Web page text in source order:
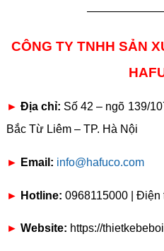
CÔNG TY TNHH SẢN
► Địa chỉ: Số 42 – ngõ 139/
Bắc Từ Liêm – TP. Hà Nội
► Email: info@hafuco.com
► Hotline: 0968115000 | Điện
► Website: https://